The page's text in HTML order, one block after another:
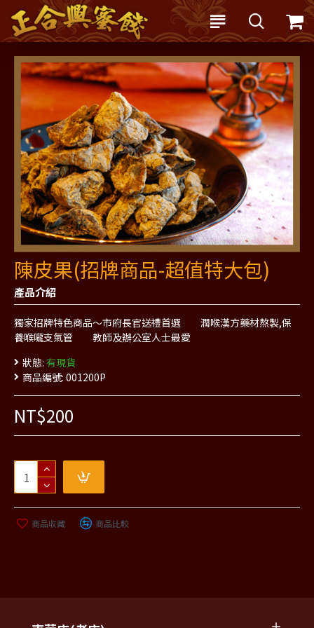
陳皮果(招牌商品-超值特大包)
產品介紹
獨家招牌特色商品～市府長官送禮首選 潤喉漢方藥材熬製,保
養喉嚨支氣管 教師及辦公室人士最愛
狀態: 有現貨
商品編號: 001200P
NT$200
商品收藏 商品比較